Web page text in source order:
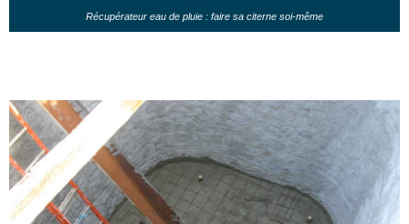
Récupérateur eau de pluie : faire sa citerne soi-même